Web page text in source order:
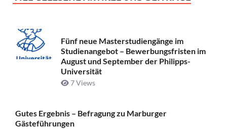
Fünf neue Masterstudiengänge im
Studienangebot – Bewerbungsfristen im
August und September der Philipps-
Universität
7 Views
Gutes Ergebnis – Befragung zu Marburger
Gästeführungen